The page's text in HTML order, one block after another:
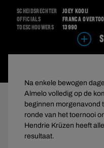
Scheidsrechter
Joey Kooij
Officials
Franca
Toeschouwers
13990
Na enkele bewogen
Almelo volledig op de
beginnen morgenavond
ronde van het toernooi
Hendrie Krüzen heeft
resultaat.